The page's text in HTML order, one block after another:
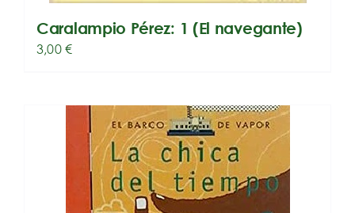
Caralampio Pérez: 1 (El navegante)
3,00€